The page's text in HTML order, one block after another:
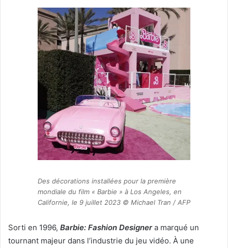
Des décorations installées pour la première
mondiale du film « Barbie » à Los Angeles, en
Californie, le 9 juillet 2023 © Michael Tran / AFP
Sorti en 1996, Barbie: Fashion Designera marqué un
tournant majeur dans l’industrie du jeu vidéo. À une